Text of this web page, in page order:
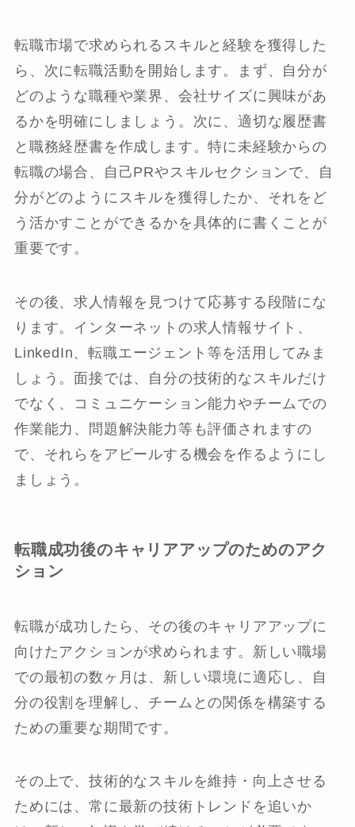
転職市場で求められるスキルと経験を獲得した
ら、次に転職活動を開始します。まず、自分が
どのような職種や業界、会社サイズに興味があ
るかを明確にしましょう。次に、適切な履歴書
と職務経歴書を作成します。特に未経験からの
転職の場合、自己PRやスキルセクションで、自
分がどのようにスキルを獲得したか、それをど
う活かすことができるかを具体的に書くことが
重要です。
その後、求人情報を見つけて応募する段階にな
ります。インターネットの求人情報サイト、
LinkedIn、転職エージェント等を活用してみま
しょう。面接では、自分の技術的なスキルだけ
でなく、コミュニケーション能力やチームでの
作業能力、問題解決能力等も評価されますの
で、それらをアピールする機会を作るようにし
ましょう。
転職成功後のキャリアアップのためのアク
ション
転職が成功したら、その後のキャリアアップに
向けたアクションが求められます。新しい職場
での最初の数ヶ月は、新しい環境に適応し、自
分の役割を理解し、チームとの関係を構築する
ための重要な期間です。
その上で、技術的なスキルを維持・向上させる
ためには、常に最新の技術トレンドを追いか